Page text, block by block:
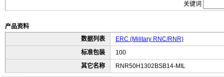
关键词
产品资料
数据列表
ERC (Military RNC/RNR)
标准包装
100
其它名称
RNR50H1302BSB14-MIL